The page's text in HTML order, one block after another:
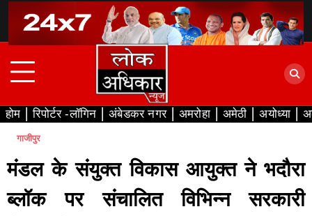
content
होम रिपोर्टर -लॉगिन अंबेडकर नगर अमरोहा अमेठी अयोध्या
गाजीपुर
मंडल के संयुक्त विकास आयुक्त ने भदौरा
ब्लॉक पर संचालित विभिन्न सरकारी